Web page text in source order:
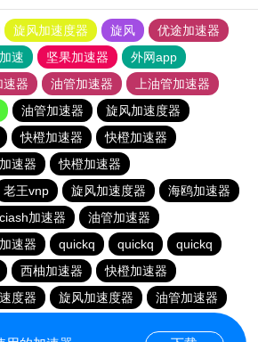
旋风加速度器 旋风
优途加速器
速 坚果加速器
外网app
速器 油管加速器
上油管加速器
油管加速器
旋风加速度器
快橙加速器
快橙加速器
速器
快橙加速器
老王vnp 旋风加速度器
海鸥加速器
加速器
油管加速器
速器 quickq quickq
quickq
西柚加速器
快橙加速器
度器 旋风加速度器
油管加速器